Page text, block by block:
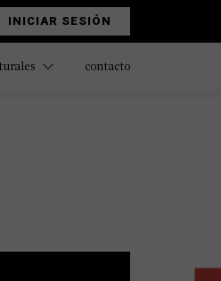
INICIAR SESIÓN
contacto